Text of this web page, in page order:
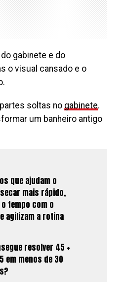
gabinete e do
o visual cansado e o
soltas no gabinete.
um banheiro antigo
que ajudam o
mais rápido,
tempo com o
agilizam a rotina
resolver 45 +
em menos de 30